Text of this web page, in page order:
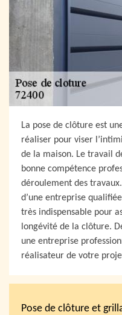
La pose de clôture est
réaliser pour viser
de la maison. Le travail
bonne compétence
déroulement des
d’une entreprise
très indispensable pour
longévité de la clôture.
une entreprise
réalisateur de votre
Pose de clôture et